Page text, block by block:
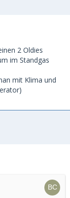
2 Oldies
im Standgas
mit Klima und